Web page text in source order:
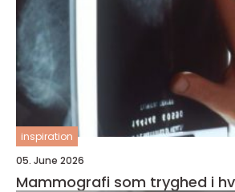
inspiration
05. June 2026
Mammografi som tryghed i